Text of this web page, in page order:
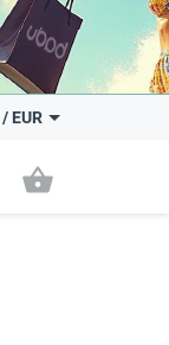
/ EUR
shopping_basket